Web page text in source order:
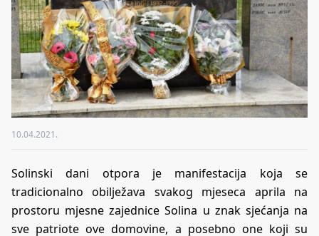
10.04.2021.
Solinski dani otpora je manifestacija koja se
tradicionalno obilježava svakog mjeseca aprila na
prostoru mjesne zajednice Solina u znak sjećanja na
sve patriote ove domovine, a posebno one koji su